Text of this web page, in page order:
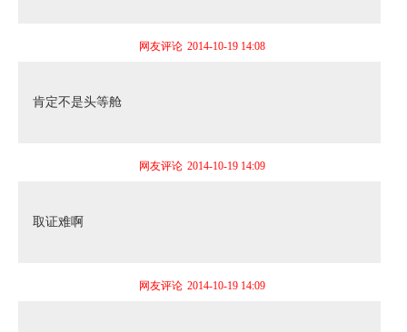
网友评论 2014-10-19 14:08
肯定不是头等舱
网友评论 2014-10-19 14:09
取证难啊
网友评论 2014-10-19 14:09